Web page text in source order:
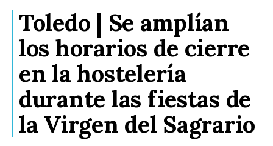
Toledo | Se amplían
los horarios de cierre
en la hostelería
durante las fiestas de
la Virgen del Sagrario